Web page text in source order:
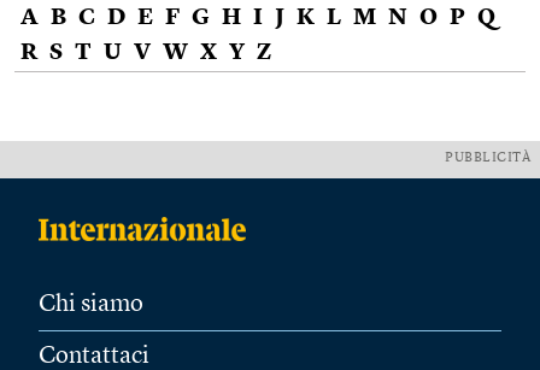
A B C D E F G H I J K L M N O P Q
R S T U V W X Y Z
PUBBLICITÀ
Chi siamo
Contattaci